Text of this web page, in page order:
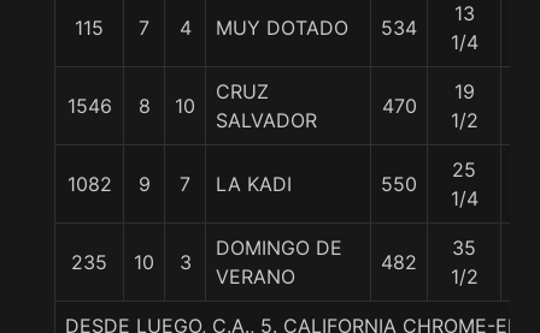
115 7 4 MUY DOTADO 534
13
1/4
1546 8 10
CRUZ
SALVADOR
470
19
1/2
1082 9 7 LA KADI 550
25
1/4
235 10 3
DOMINGO DE
VERANO
482
35
1/2
DESDE LUEGO, C.A., 5. CALIFORNIA CHROME-